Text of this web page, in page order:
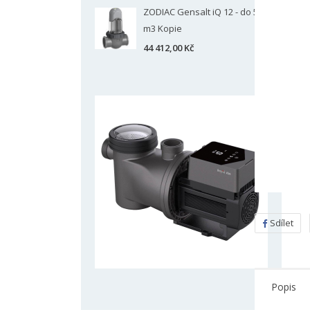
ZODIAC Gensalt iQ 12 - do 50
m3 Kopie
44 412,00 Kč
Sdílet
Popis